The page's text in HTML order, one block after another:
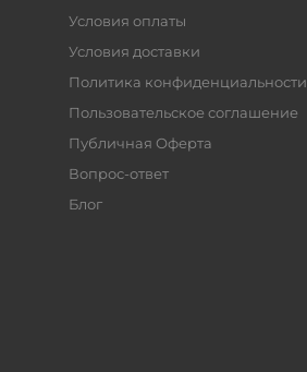
Условия оплаты
Условия доставки
Политика конфиденциальности
Пользовательское соглашение
Публичная Оферта
Вопрос-ответ
Блог